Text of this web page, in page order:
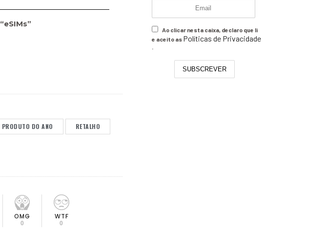
“eSIMs”
PRODUTO DO ANO RETALHO
OMG
0
WTF
0
Ao clicar nesta caixa, declaro que li
e aceito as Políticas de Privacidade
.
SUBSCREVER